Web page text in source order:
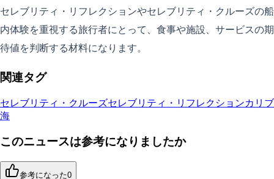
セレブリティ・リフレクションやセレブリティ・クルーズの船
内体験を重視する旅行者にとって、食事や施設、サービスの期
待値を判断する材料になります。
関連タグ
セレブリティ・クルーズセレブリティ・リフレクションカリブ
海
このニュースは参考になりましたか
参考になった0